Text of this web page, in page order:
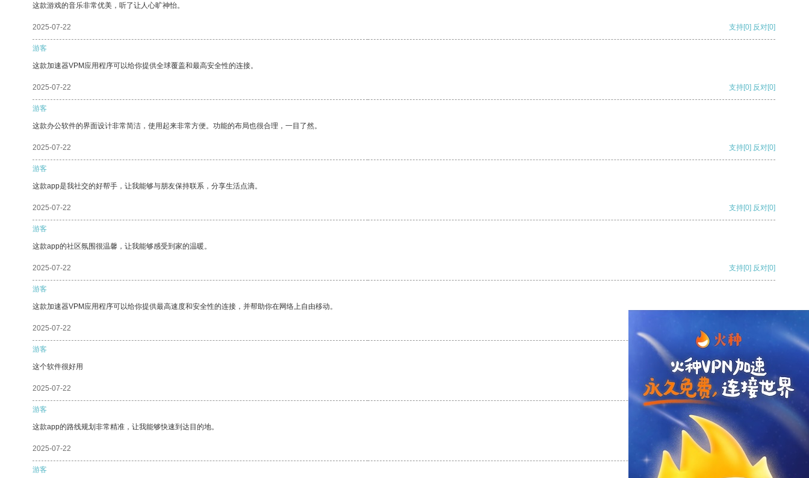
这款游戏的音乐非常优美，听了让人心旷神怡。
2025-07-22 支持[0] 反对[0]
游客
这款加速器VPM应用程序可以给你提供全球覆盖和最高安全性的连接。
2025-07-22 支持[0] 反对[0]
游客
这款办公软件的界面设计非常简洁，使用起来非常方便。功能的布局也很合理，一目了然。
2025-07-22 支持[0] 反对[0]
游客
这款app是我社交的好帮手，让我能够与朋友保持联系，分享生活点滴。
2025-07-22 支持[0] 反对[0]
游客
这款app的社区氛围很温馨，让我能够感受到家的温暖。
2025-07-22 支持[0] 反对[0]
游客
这款加速器VPM应用程序可以给你提供最高速度和安全性的连接，并帮助你在网络上自由移动。
2025-07-22
游客
这个软件很好用
2025-07-22 支持 [0] 反对[0]
游客
这款app的路线规划非常精准，让我能够快速到达目的地。
2025-07-22 支持[0] 反对
游客